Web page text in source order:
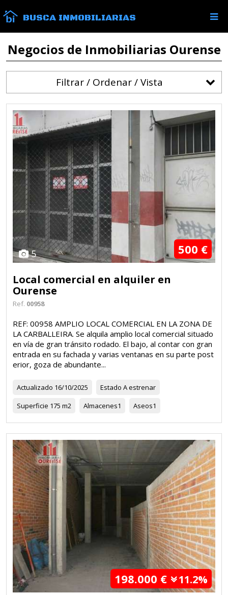
BUSCA INMOBILIARIAS
Negocios de Inmobiliarias Ourense
Filtrar / Ordenar / Vista
5 500 €
Local comercial en alquiler en
Ourense
Ref. 00958
REF: 00958 AMPLIO LOCAL COMERCIAL EN LA ZONA DE
LA CARBALLEIRA. Se alquila amplio local comercial situado
en vía de gran tránsito rodado. El bajo, al contar con gran
entrada en su fachada y varias ventanas en su parte post
erior, goza de abundante...
Actualizado 16/10/2025 Estado A estrenar
Superficie 175 m2 Almacenes1 Aseos1
198.000 € 11.2%